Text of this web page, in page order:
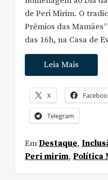
de Peri Mirim. O
Prêmios das
das 16h, na Casa de
Leia Mais
X
Telegram
EmDestaque,
Peri mirim, Política